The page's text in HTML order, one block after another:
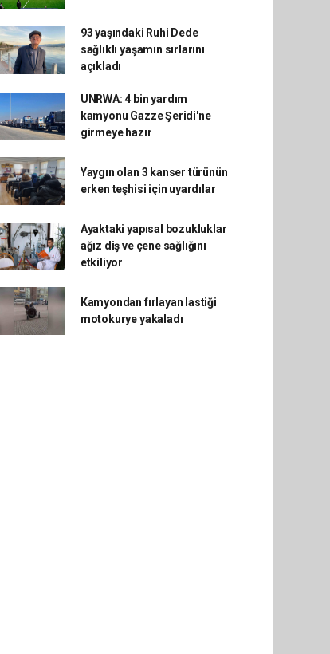
93 yaşındaki Ruhi Dede
sağlıklı yaşamın sırlarını
açıkladı
UNRWA: 4 bin yardım
kamyonu Gazze Şeridi'ne
girmeye hazır
Yaygın olan 3 kanser türünün
erken teşhisi için uyardılar
Ayaktaki yapısal bozukluklar
ağız diş ve çene sağlığını
etkiliyor
Kamyondan fırlayan lastiği
motokurye yakaladı